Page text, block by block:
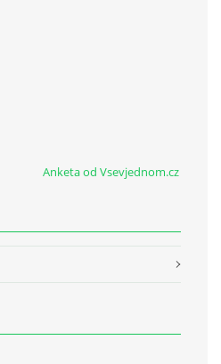
Anketa od Vsevjednom.cz